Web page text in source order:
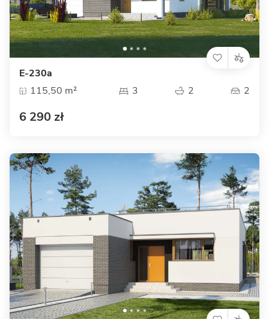
E-230a
115,50 m²
3 2 2
6 290 zł